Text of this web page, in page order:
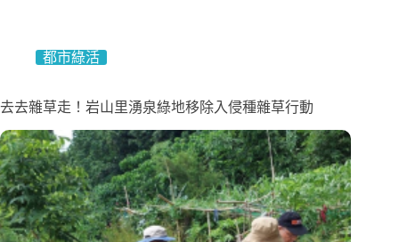
都市綠活
去去雜草走！岩山里湧泉綠地移除入侵種雜草行動